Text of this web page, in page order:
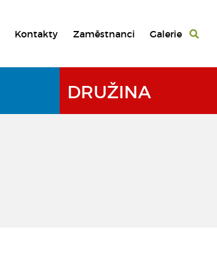
Kontakty Zaměstnanci Galerie
DRUŽINA